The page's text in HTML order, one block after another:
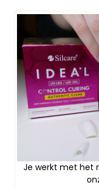
Je werkt met het